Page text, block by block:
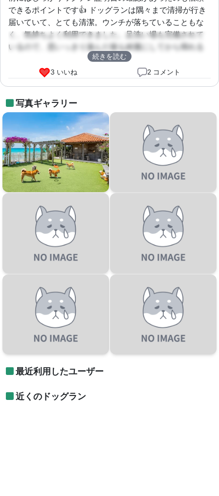
できるポイントです👍 ドッグランは隅々まで清掃が行き
届いていて、とても清潔。ウンチが落ちていることもな
く、気持ちよく利用できました。足洗い場も完備されて
いるので、思いっきり遊んだ後も綺麗にしてから帰れる
のが嬉しいです。ぜひまたリピートしたいです！
続きを読む
3 いいね
2 コメント
写真ギャラリー
最近利用したユーザー
近くのドッグラン